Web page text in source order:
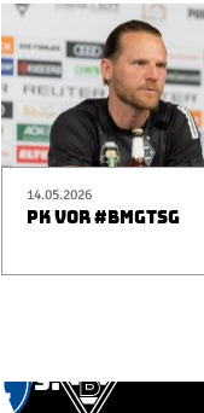
14.05.2026
PK VOR #BMGTSG